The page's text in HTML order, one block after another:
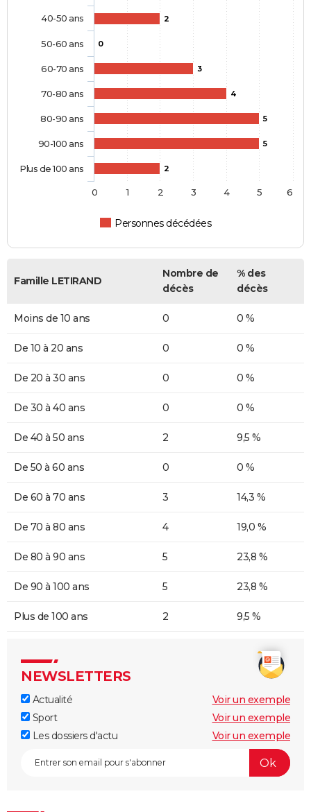
2
0
3
4
5
5
2
Personnes décédées
40-50 ans
50-60 ans
60-70 ans
70-80 ans
80-90 ans
90-100 ans
Plus de 100 ans
0 1 2 3 4 5 6
Famille LETIRAND
Nombre de
décès
% des
décès
Moins de 10 ans 0 0 %
De 10 à 20 ans 0 0 %
De 20 à 30 ans 0 0 %
De 30 à 40 ans 0 0 %
De 40 à 50 ans 2 9,5 %
De 50 à 60 ans 0 0 %
De 60 à 70 ans 3 14,3 %
De 70 à 80 ans 4 19,0 %
De 80 à 90 ans 5 23,8 %
De 90 à 100 ans 5 23,8 %
Plus de 100 ans 2 9,5 %
NEWSLETTERS
Actualité
Voir un exemple
Sport
Voir un exemple
Les dossiers d'actu
Voir un exemple